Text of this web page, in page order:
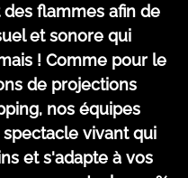
flammes afin de
et sonore qui
! Comme pour le
de projections
nos équipes
vivant qui
et s'adapte à vos